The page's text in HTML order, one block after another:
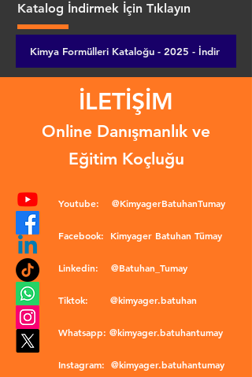
Katalog İndirmek İçin Tıklayın
Kimya Formülleri Kataloğu - 2025 - İndir
İLETİŞİM
Online Danışmanlık ve
Eğitim Koçluğu
Youtube: @KimyagerBatuhanTumay
Facebook: Kimyager Batuhan Tümay
Linkedin: @Batuhan_Tumay
Tiktok: @kimyager.batuhan
Whatsapp: @kimyager.batuhantumay
Instagram: @kimyager.batuhantumay